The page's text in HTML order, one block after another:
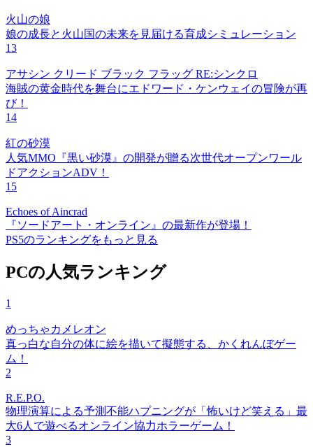
火山の娘
娘の成長と火山国の未来を見届ける育成シミュレーション
13
アサシン クリード ブラック フラッグ RE:シンクロ
海賊の黄金時代を舞台にエドワード・ケンウェイの冒険が再
び！
14
紅の砂漠
人気MMO『黒い砂漠』の開発が贈る次世代オープンワール
ドアクションADV！
15
Echoes of Aincrad
『ソードアート・オンライン』の最新作が登場！
PS5のランキングをもっと見る
PCの人気ランキング
1
めっちゃカメレオン
真っ白な自分の体に絵を描いて擬態する、かくれんぼゲー
ム！
2
R.E.P.O.
物理演算による予測不能ハプニングが「怖いけど笑える」最
大6人で遊べるオンライン協力ホラーゲーム！
3